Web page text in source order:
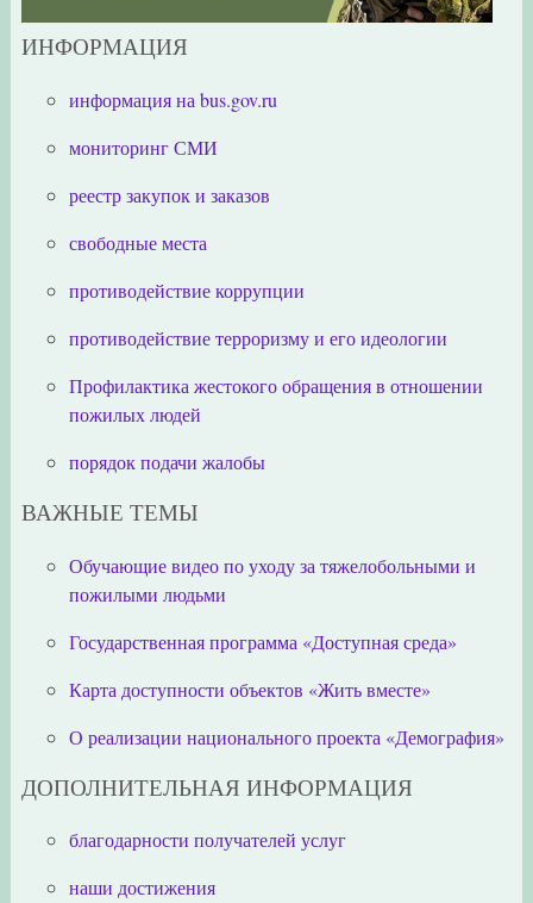
ИНФОРМАЦИЯ
информация на bus.gov.ru
мониторинг СМИ
реестр закупок и заказов
свободные места
противодействие коррупции
противодействие терроризму и его идеологии
Профилактика жестокого обращения в отношении
пожилых людей
порядок подачи жалобы
ВАЖНЫЕ ТЕМЫ
Обучающие видео по уходу за тяжелобольными и
пожилыми людьми
Государственная программа «Доступная среда»
Карта доступности объектов «Жить вместе»
О реализации национального проекта «Демография»
ДОПОЛНИТЕЛЬНАЯ ИНФОРМАЦИЯ
благодарности получателей услуг
наши достижения